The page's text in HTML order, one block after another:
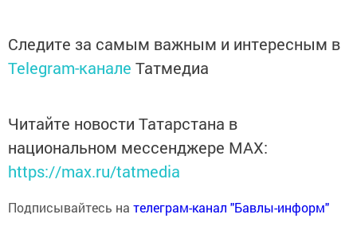
Следите за самым важным и интересным в
Telegram-канале Татмедиа
Читайте новости Татарстана в
национальном мессенджере MАХ:
https://max.ru/tatmedia
Подписывайтесь на телеграм-канал "Бавлы-информ"